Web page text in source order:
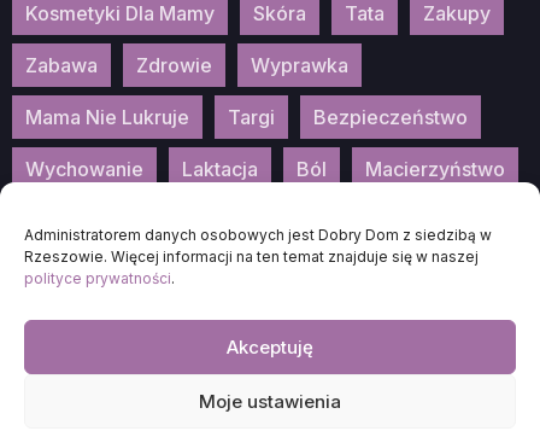
Administratorem danych osobowych jest Dobry Dom z siedzibą w
Rzeszowie. Więcej informacji na ten temat znajduje się w naszej
polityce prywatności.
Akceptuję
Moje ustawienia
Kosmetyki Dla Mamy Skóra Tata Zakupy
Zabawa Zdrowie Wyprawka
Mama Nie Lukruje Targi Bezpieczeństwo
Wychowanie Laktacja Ból Macierzyństwo
DOBRA-MAMA.PL